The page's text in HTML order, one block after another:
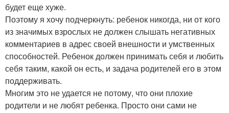
будет еще хуже.
Поэтому я хочу подчеркнуть: ребенок никогда, ни от кого
из значимых взрослых не должен слышать негативных
комментариев в адрес своей внешности и умственных
способностей. Ребенок должен принимать себя и любить
себя таким, какой он есть, и задача родителей его в этом
поддерживать.
Многим это не удается не потому, что они плохие
родители и не любят ребенка. Просто они сами не